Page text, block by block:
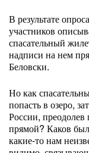
В результате
участников
спасательный
надписи на нем
Беловски.
Но как
попасть в озеро,
России,
прямой? Каков
какие-то нам